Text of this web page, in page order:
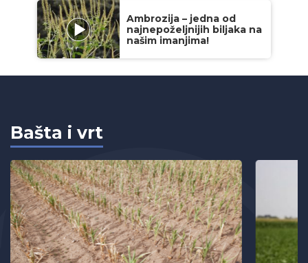
Ambrozija – jedna od
najnepoželjnijih biljaka na
našim imanjima!
Bašta i vrt